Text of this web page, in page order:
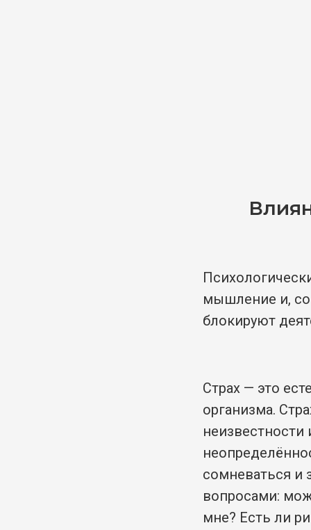
мышление и,
блокируют
Страх — это
организма.
неизвестности
сомневаться и
вопросами:
мне? Есть ли